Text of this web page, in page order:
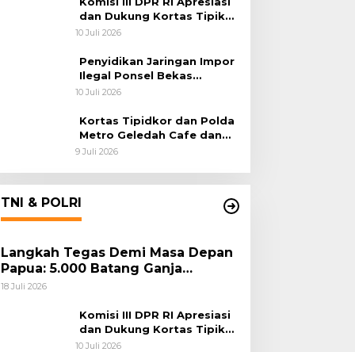
dan Dukung Kortas Tipikor
Polri Usut Dugaan Korupsi
10 Juli 2026
Penyidikan Jaringan Impor
Ilegal Ponsel Bekas
Rampung, Tiga Tersangka
10 Juli 2026
Kortas Tipidkor dan Polda
Metro Geledah Cafe dan
Money Changer
9 Juli 2026
TNI & POLRI
Langkah Tegas Demi Masa Depan
Papua: 5.000 Batang Ganja
Berhasil Diungkap Koops TNI
18 Juli 2026
Komisi III DPR RI Apresiasi
dan Dukung Kortas Tipikor
Polri Usut Dugaan Korupsi
10 Juli 2026